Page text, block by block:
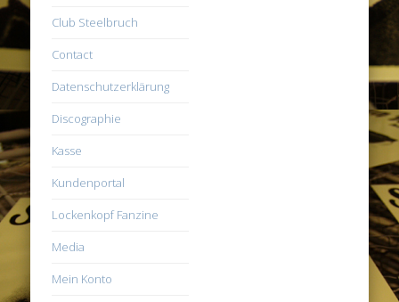
Club Steelbruch
Contact
Datenschutzerklärung
Discographie
Kasse
Kundenportal
Lockenkopf Fanzine
Media
Mein Konto